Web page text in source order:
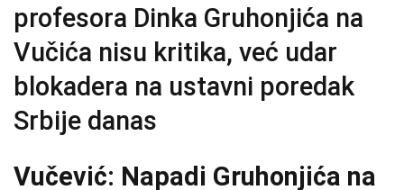
profesora Dinka Gruhonjića na
Vučića nisu kritika, već udar
blokadera na ustavni poredak
Srbije danas
Vučević: Napadi Gruhonjića na